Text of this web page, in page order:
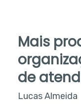
Mais
de
Lucas Almeida